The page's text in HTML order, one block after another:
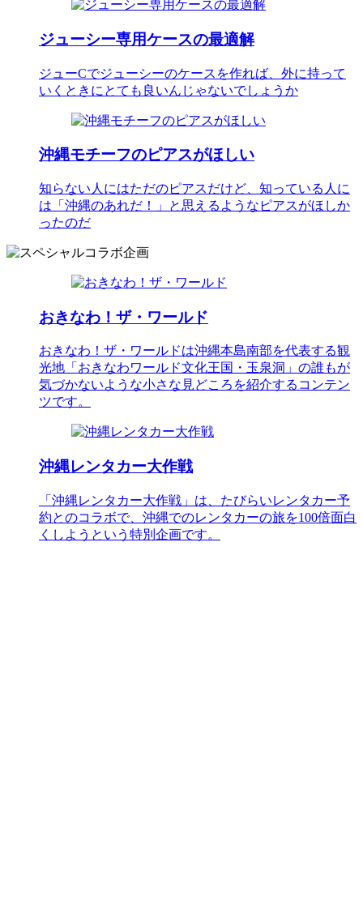
ジューシー専用ケースの最適解
ジューCでジューシーのケースを作れば、外に持って
いくときにとても良いんじゃないでしょうか
沖縄モチーフのピアスがほしい
知らない人にはただのピアスだけど、知っている人に
は「沖縄のあれだ！」と思えるようなピアスがほしか
ったのだ
おきなわ！ザ・ワールド
おきなわ！ザ・ワールドは沖縄本島南部を代表する観
光地「おきなわワールド文化王国・玉泉洞」の誰もが
気づかないような小さな見どころを紹介するコンテン
ツです。
沖縄レンタカー大作戦
「沖縄レンタカー大作戦」は、たびらいレンタカー予
約とのコラボで、沖縄でのレンタカーの旅を100倍面白
くしようという特別企画です。